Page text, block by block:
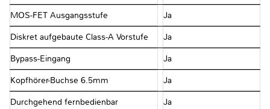
MOS-FET Ausgangsstufe Ja
Diskret aufgebaute Class-A Vorstufe Ja
Bypass-Eingang Ja
Kopfhörer-Buchse 6.5mm Ja
Durchgehend fernbedienbar Ja